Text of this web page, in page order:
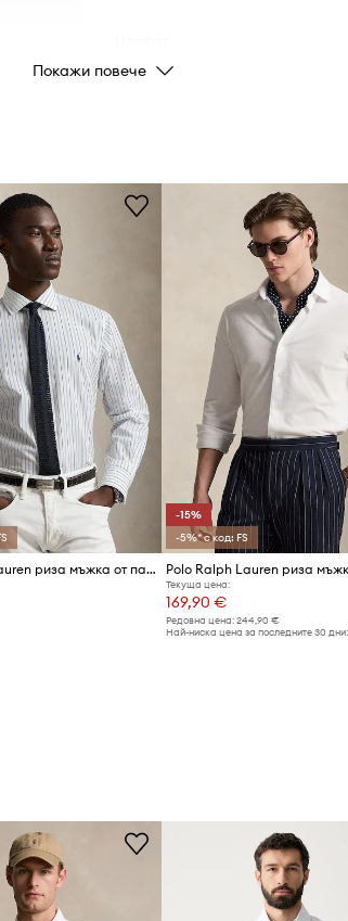
производителя
Марка
Покажи повече
Polo Ralph Lauren риза мъжка от памук
-15%
-5%* с код: FS
Текуща цена:
169,90 €
Редовна цена: 244,90 €
Най-ниска цена за последните 30 дни: